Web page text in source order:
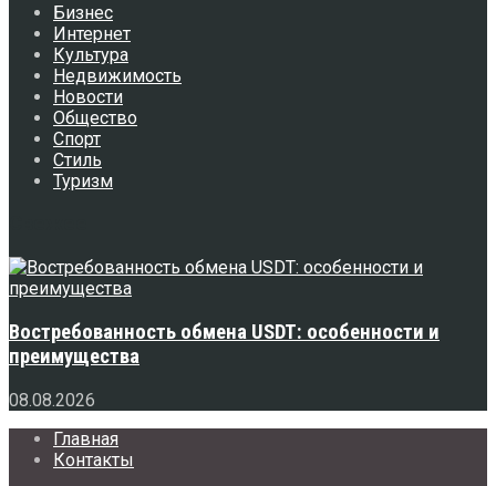
Бизнес
Интернет
Культура
Недвижимость
Новости
Общество
Спорт
Стиль
Туризм
Востребованность обмена USDT: особенности и
преимущества
08.08.2026
Главная
Контакты